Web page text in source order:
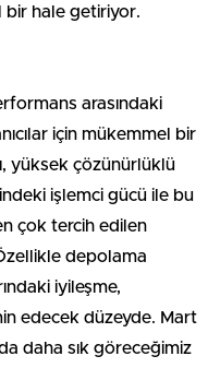
bir hale getiriyor.
arasındaki
için mükemmel bir
yüksek çözünürlüklü
işlemci gücü ile bu
çok tercih edilen
depolama
iyileşme,
edecek düzeyde. Mart
daha sık göreceğimiz